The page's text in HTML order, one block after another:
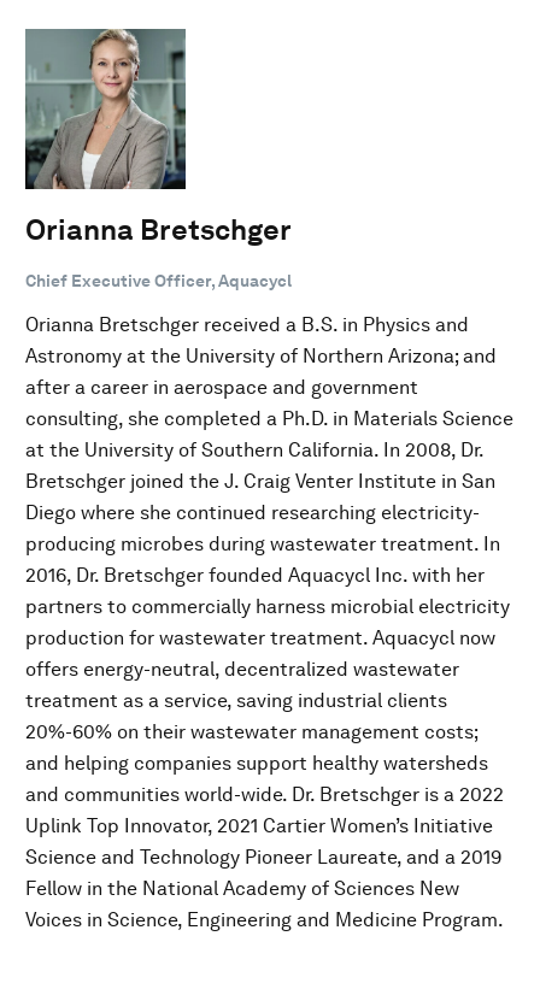
Orianna Bretschger
Chief Executive Officer, Aquacycl
Orianna Bretschger received a B.S. in Physics and
Astronomy at the University of Northern Arizona; and
after a career in aerospace and government
consulting, she completed a Ph.D. in Materials Science
at the University of Southern California. In 2008, Dr.
Bretschger joined the J. Craig Venter Institute in San
Diego where she continued researching electricity-
producing microbes during wastewater treatment. In
2016, Dr. Bretschger founded Aquacycl Inc. with her
partners to commercially harness microbial electricity
production for wastewater treatment. Aquacycl now
offers energy-neutral, decentralized wastewater
treatment as a service, saving industrial clients
20%-60% on their wastewater management costs;
and helping companies support healthy watersheds
and communities world-wide. Dr. Bretschger is a 2022
Uplink Top Innovator, 2021 Cartier Women’s Initiative
Science and Technology Pioneer Laureate, and a 2019
Fellow in the National Academy of Sciences New
Voices in Science, Engineering and Medicine Program.